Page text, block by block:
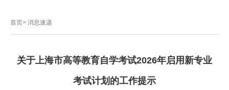
首页> 消息速递
关于上海市高等教育自学考试2026年启用新专业
考试计划的工作提示